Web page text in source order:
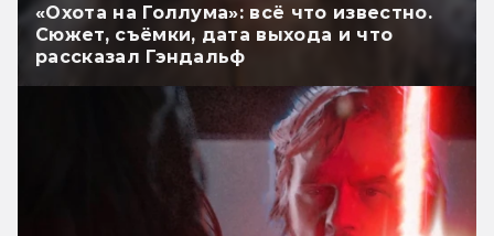
«Охота на Голлума»: всё что известно.
Сюжет, съёмки, дата выхода и что
рассказал Гэндальф